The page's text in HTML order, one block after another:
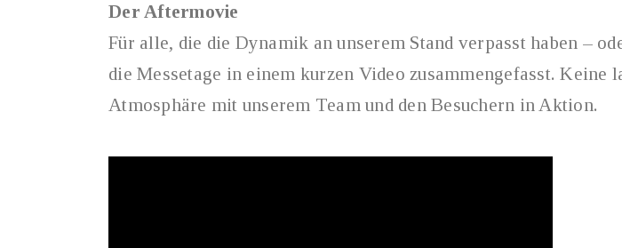
Der Aftermovie
Für alle, die die Dynamik an unserem Stand verpasst haben –
die Messetage in einem kurzen Video zusammengefasst.
Atmosphäre mit unserem Team und den Besuchern in Aktion.